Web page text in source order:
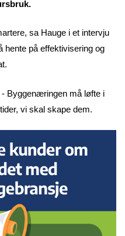
sa Hauge i et intervju
hente på effektivisering og
Byggenæringen må løfte i
vi skal skape dem.